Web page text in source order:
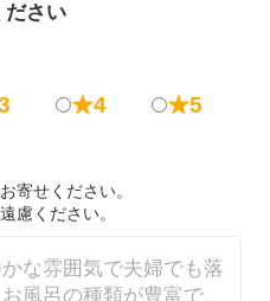
ださい
★4 ★5
寄せください。
慮ください。